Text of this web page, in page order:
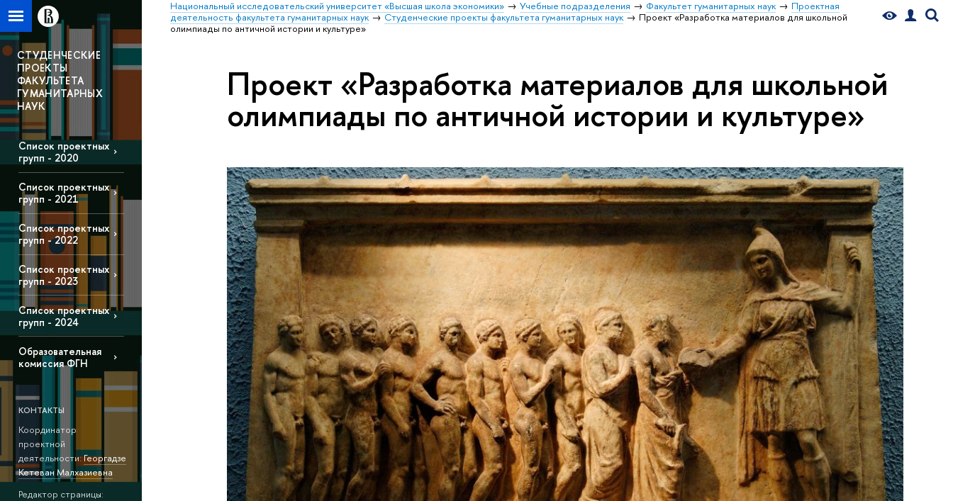
Национальный исследовательский университет «Высшая школа экономики» Учебные подразделения Факультет гуманитарных наук
Проектная
деятельность факультета гуманитарных наук
Студенческие проекты факультета гуманитарных наук
Проект «Разработка материалов для школьной
олимпиады по античной истории и культуре»
СТУДЕНЧЕСКИЕ
ПРОЕКТЫ
ФАКУЛЬТЕТА
ГУМАНИТАРНЫХ
НАУК
Список проектных
групп - 2020
Список проектных
групп - 2021
Список проектных
групп - 2022
Список проектных
групп - 2023
Список проектных
групп - 2024
Образовательная
комиссия ФГН
КОНТАКТЫ
Координатор
проектной
деятельности:Георгадзе
Кетеван Малхазиевна
Редактор страницы:
Проект «Разработка материалов для школьной
олимпиады по античной истории и культуре»